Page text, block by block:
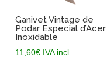
Ganivet Vintage de
Podar Especial d’Acer
Inoxidable
11,60€ IVA incl.